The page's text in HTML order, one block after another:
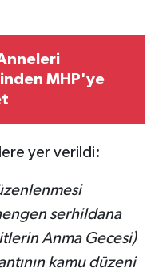
MHP'ye
yer verildi:
serhildana
Anma Gecesi)
kamu düzeni